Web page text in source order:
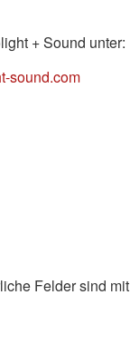
+ Sound unter:
sound.com
Felder sind mit